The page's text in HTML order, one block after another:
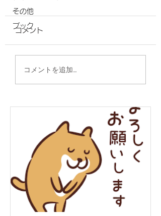
その他
ブック
タンブラー/株式会社ス
ターハウジング 様
コメント
コメントを追加…